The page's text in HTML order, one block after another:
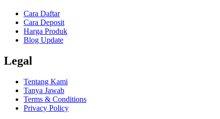
Cara Daftar
Cara Deposit
Harga Produk
Blog Update
Legal
Tentang Kami
Tanya Jawab
Terms & Conditions
Privacy Policy